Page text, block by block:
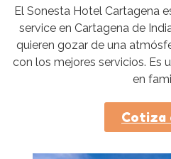
El Sonesta Hotel Cartagena
service en Cartagena de
quieren gozar de una
con los mejores servicios. Es
en
Cotiza